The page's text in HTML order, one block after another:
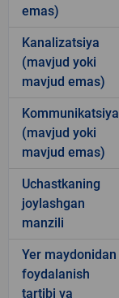
emas)
Kanalizatsiya
(mavjud yoki
mavjud emas)
Kommunikatsiya
(mavjud yoki
mavjud emas)
Uchastkaning
joylashgan
manzili
Yer maydonidan
foydalanish
tartibi va